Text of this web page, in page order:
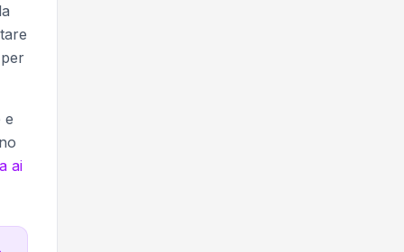
per
e
ai